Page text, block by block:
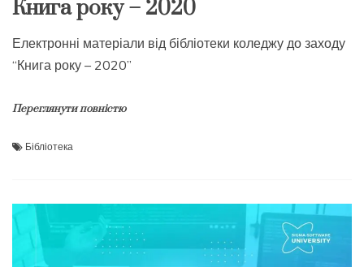
Книга року – 2020
Електронні матеріали від бібліотеки коледжу до заходу
“Книга року – 2020”
Переглянути повністю
Бібліотека